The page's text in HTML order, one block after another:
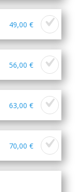
49,00 €
56,00 €
63,00 €
70,00 €